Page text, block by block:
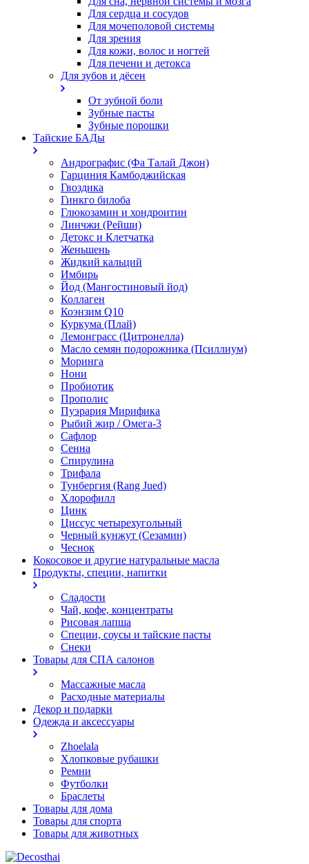
Для сердца и сосудов
Для мочеполовой системы
Для зрения
Для кожи, волос и ногтей
Для печени и детокса
Для зубов и дёсен
От зубной боли
Зубные пасты
Зубные порошки
Тайские БАДы
Андрографис (Фа Талай Джон)
Гарциния Камбоджийская
Гвоздика
Гинкго билоба
Глюкозамин и хондроитин
Линчжи (Рейши)
Детокс и Клетчатка
Женьшень
Жидкий кальций
Имбирь
Йод (Мангостиновый йод)
Коллаген
Коэнзим Q10
Куркума (Плай)
Лемонграсс (Цитронелла)
Масло семян подорожника (Псиллиум)
Моринга
Нони
Пробиотик
Прополис
Пуэрария Мирифика
Рыбий жир / Омега-3
Сафлор
Сенна
Спирулина
Трифала
Тунбергия (Rang Jued)
Хлорофилл
Цинк
Циссус четырехугольный
Черный кунжут (Сезамин)
Чеснок
Кокосовое и другие натуральные масла
Продукты, специи, напитки
Сладости
Чай, кофе, концентраты
Рисовая лапша
Специи, соусы и тайские пасты
Снеки
Товары для СПА салонов
Массажные масла
Расходные материалы
Декор и подарки
Одежда и аксессуары
Zhoelala
Хлопковые рубашки
Ремни
Футболки
Браслеты
Товары для дома
Товары для спорта
Товары для животных